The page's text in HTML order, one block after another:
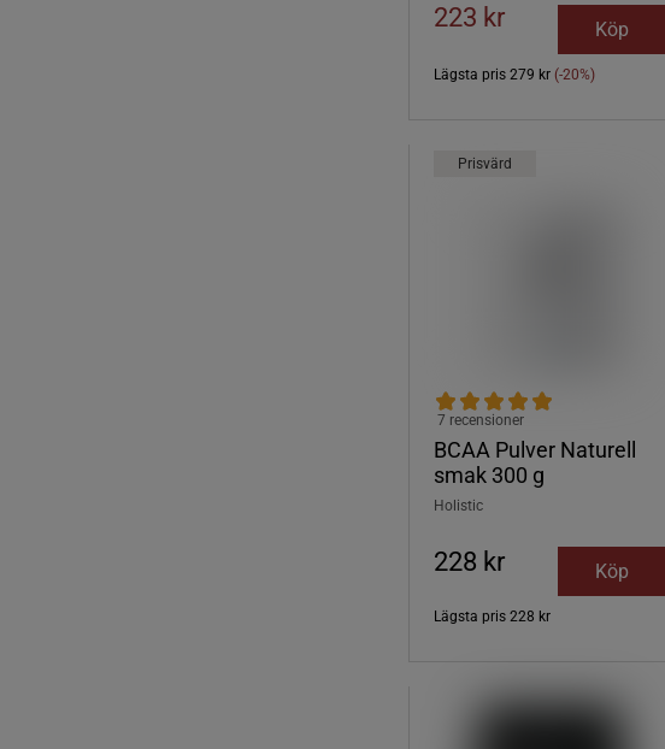
223 kr Köp
Lägsta pris 279 kr (-20%)
Prisvärd
BCAA Pulver Naturell
smak 300 g
7 recensioner
Holistic
228 kr Köp
Lägsta pris 228 kr